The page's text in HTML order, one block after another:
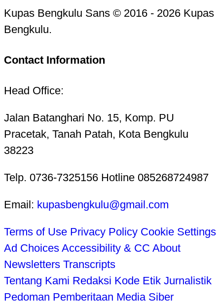
Kupas Bengkulu Sans © 2016 - 2026 Kupas
Bengkulu.
Contact Information
Head Office:
Jalan Batanghari No. 15, Komp. PU
Pracetak, Tanah Patah, Kota Bengkulu
38223
Telp. 0736-7325156 Hotline 085268724987
Email: kupasbengkulu@gmail.com
Terms of Use Privacy Policy Cookie Settings
Ad Choices Accessibility & CC About
Newsletters Transcripts
Tentang Kami Redaksi Kode Etik Jurnalistik
Pedoman Pemberitaan Media Siber